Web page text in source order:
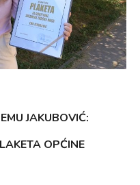
JAKUBOVIĆ:
OPĆINE